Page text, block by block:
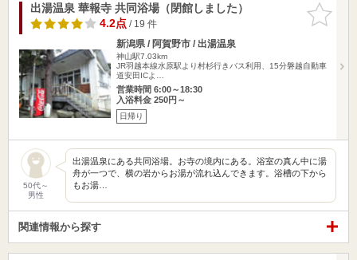
お気に入
りに追加
出湯温泉 華報寺 共同浴場（閉館しました）
4.2点/ 19 件
新潟県 / 阿賀野市 / 出湯温泉
神山駅7.03km
JR羽越本線水原駅より村杉行きバス利用、15分磐越自動車
道安田ICよ…
営業時間 6:00～18:30
入浴料金 250円～
日帰り
50代～
男性
出湯温泉にある共同浴場。お寺の境内にある。浴室の真ん中に湯
舟が一つで、横の岩からお湯が流れ込んできます。浴槽の下から
もお湯…
関連情報から探す